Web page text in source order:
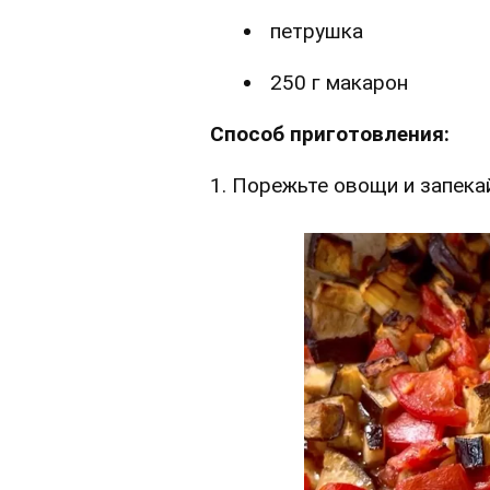
петрушка
250 г макарон
Способ приготовления:
1. Порежьте овощи и